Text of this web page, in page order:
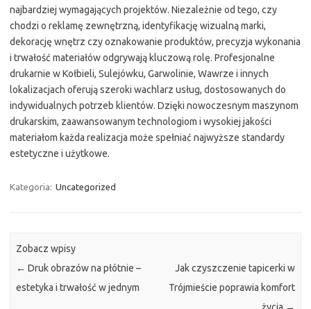
najbardziej wymagających projektów. Niezależnie od tego, czy
chodzi o reklamę zewnętrzną, identyfikację wizualną marki,
dekorację wnętrz czy oznakowanie produktów, precyzja wykonania
i trwałość materiałów odgrywają kluczową rolę. Profesjonalne
drukarnie w Kołbieli, Sulejówku, Garwolinie, Wawrze i innych
lokalizacjach oferują szeroki wachlarz usług, dostosowanych do
indywidualnych potrzeb klientów. Dzięki nowoczesnym maszynom
drukarskim, zaawansowanym technologiom i wysokiej jakości
materiałom każda realizacja może spełniać najwyższe standardy
estetyczne i użytkowe.
Kategoria: Uncategorized
Zobacz wpisy
← Druk obrazów na płótnie –
estetyka i trwałość w jednym
Jak czyszczenie tapicerki w
Trójmieście poprawia komfort